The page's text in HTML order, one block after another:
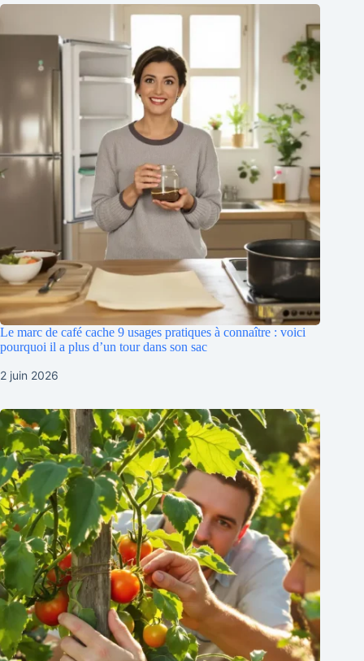
Le marc de café cache 9 usages pratiques à connaître : voici
pourquoi il a plus d’un tour dans son sac
2 juin 2026